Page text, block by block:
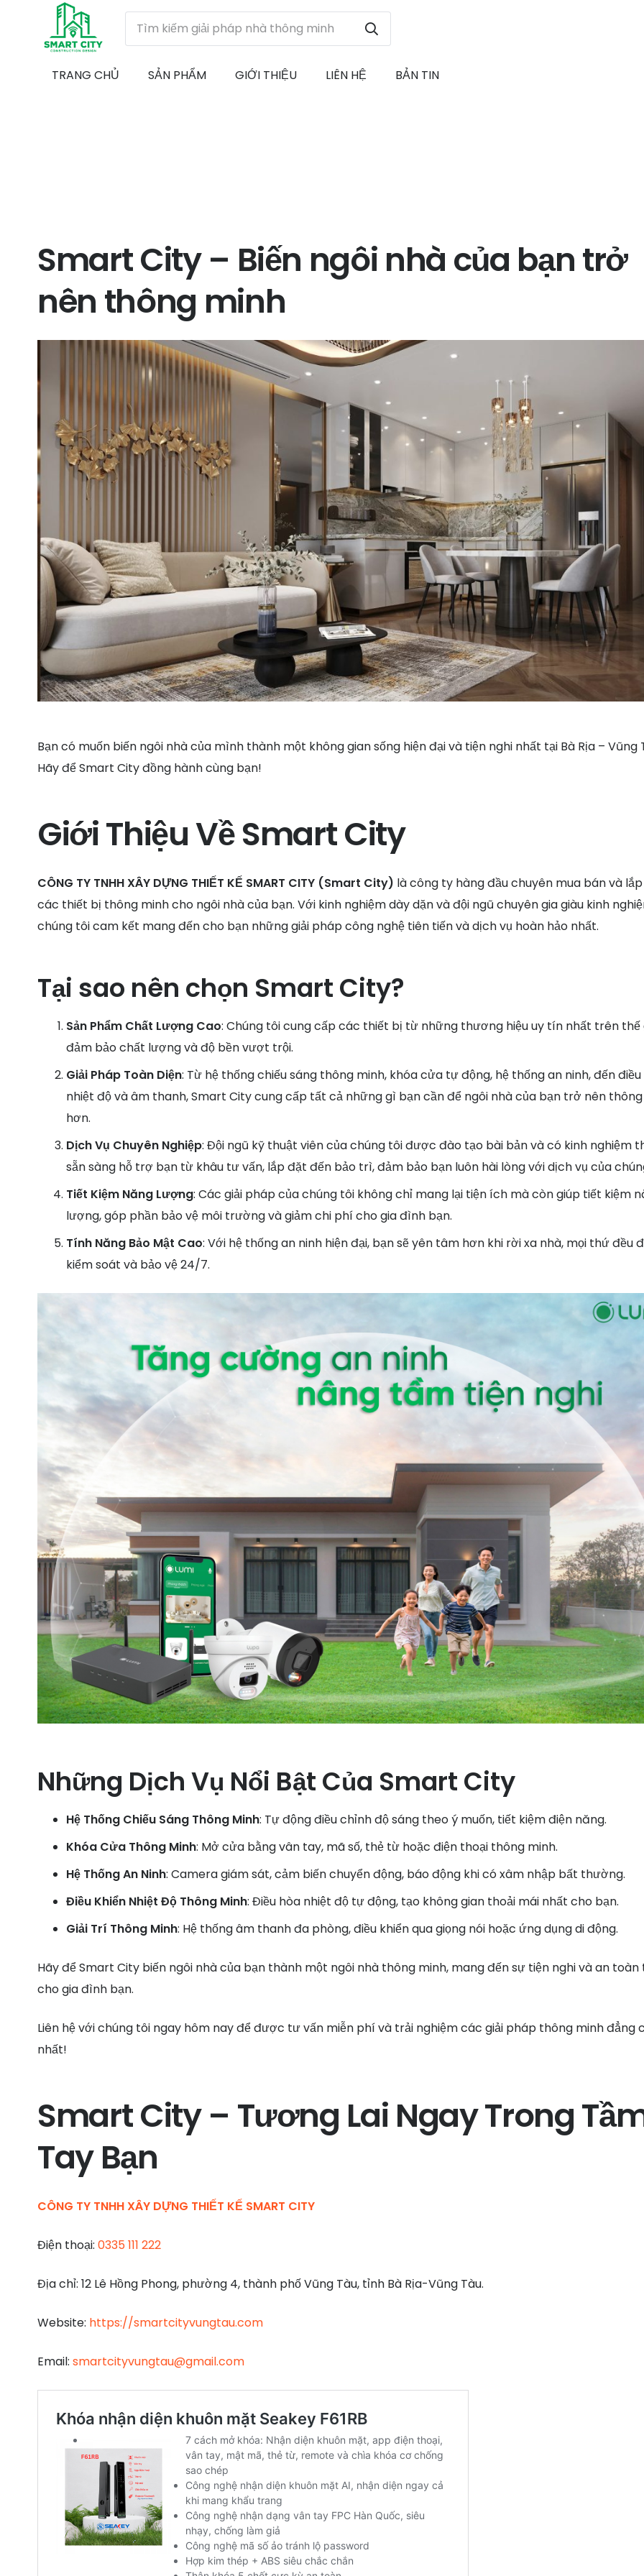
TRANG CHỦ SẢN PHẨM GIỚI THIỆU LIÊN HỆ BẢN TIN
Smart City – Biến ngôi nhà của bạn trở
nên thông minh
Bạn có muốn biến ngôi nhà của mình thành một không gian sống hiện đại và tiện nghi nhất tại Bà Rịa – Vũng
Hãy để Smart City đồng hành cùng bạn!
Giới Thiệu Về Smart City
CÔNG TY TNHH XÂY DỰNG THIẾT KẾ SMART CITY (Smart City) là công ty hàng đầu chuyên mua bán và
các thiết bị thông minh cho ngôi nhà của bạn. Với kinh nghiệm dày dặn và đội ngũ chuyên gia giàu kinh
chúng tôi cam kết mang đến cho bạn những giải pháp công nghệ tiên tiến và dịch vụ hoàn hảo nhất.
Tại sao nên chọn Smart City?
Sản Phẩm Chất Lượng Cao: Chúng tôi cung cấp các thiết bị từ những thương hiệu uy tín nhất trên thế
đảm bảo chất lượng và độ bền vượt trội.
Giải Pháp Toàn Diện: Từ hệ thống chiếu sáng thông minh, khóa cửa tự động, hệ thống an ninh, đến điều
nhiệt độ và âm thanh, Smart City cung cấp tất cả những gì bạn cần để ngôi nhà của bạn trở nên
hơn.
Dịch Vụ Chuyên Nghiệp: Đội ngũ kỹ thuật viên của chúng tôi được đào tạo bài bản và có kinh nghiệm
sẵn sàng hỗ trợ bạn từ khâu tư vấn, lắp đặt đến bảo trì, đảm bảo bạn luôn hài lòng với dịch vụ của
Tiết Kiệm Năng Lượng: Các giải pháp của chúng tôi không chỉ mang lại tiện ích mà còn giúp tiết kiệm
lượng, góp phần bảo vệ môi trường và giảm chi phí cho gia đình bạn.
Tính Năng Bảo Mật Cao: Với hệ thống an ninh hiện đại, bạn sẽ yên tâm hơn khi rời xa nhà, mọi thứ đều
kiểm soát và bảo vệ 24/7.
Những Dịch Vụ Nổi Bật Của Smart City
Hệ Thống Chiếu Sáng Thông Minh: Tự động điều chỉnh độ sáng theo ý muốn, tiết kiệm điện năng.
Khóa Cửa Thông Minh: Mở cửa bằng vân tay, mã số, thẻ từ hoặc điện thoại thông minh.
Hệ Thống An Ninh: Camera giám sát, cảm biến chuyển động, báo động khi có xâm nhập bất thường.
Điều Khiển Nhiệt Độ Thông Minh: Điều hòa nhiệt độ tự động, tạo không gian thoải mái nhất cho bạn.
Giải Trí Thông Minh: Hệ thống âm thanh đa phòng, điều khiển qua giọng nói hoặc ứng dụng di động.
Hãy để Smart City biến ngôi nhà của bạn thành một ngôi nhà thông minh, mang đến sự tiện nghi và an toàn
cho gia đình bạn.
Liên hệ với chúng tôi ngay hôm nay để được tư vấn miễn phí và trải nghiệm các giải pháp thông minh đẳng
nhất!
Smart City – Tương Lai Ngay Trong
Tay Bạn
CÔNG TY TNHH XÂY DỰNG THIẾT KẾ SMART CITY
Điện thoại: 0335 111 222
Địa chỉ: 12 Lê Hồng Phong, phường 4, thành phố Vũng Tàu, tỉnh Bà Rịa-Vũng Tàu.
Website: https://smartcityvungtau.com
Email: smartcityvungtau@gmail.com